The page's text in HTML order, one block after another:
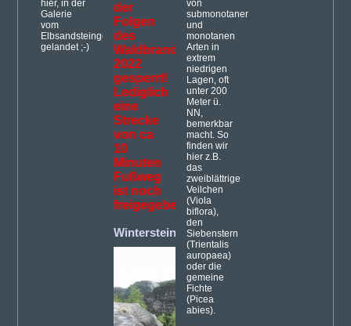
hier, in der
Galerie
vom
Elbsandsteingebirge,
gelandet ;-)
der
Folgen
des
Waldbrandes
2022
gesperrt!
Lediglich
eine
Strecke
von ca
10
Minuten
Fußweg
ist noch
freigegeben.
Winterstein (27)
von
submonotanen
und
monotanen
Arten in
extrem
niedrigen
Lagen, oft
unter 200
Meter ü.
NN,
bemerkbar
macht. So
finden wir
hier z.B.
das
zweiblättrige
Veilchen
(Viola
biflora),
den
Siebenstern
(Trientalis
auropaea)
oder die
gemeine
Fichte
(Picea
abies).